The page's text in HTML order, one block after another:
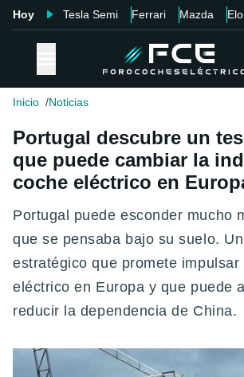
Hoy Tesla Semi Ferrari Mazda
Inicio Noticias
Portugal descubre un
que puede cambiar la
coche eléctrico en
Portugal puede esconder mucho
que se pensaba bajo su suelo.
estratégico que promete impulsar
eléctrico en Europa y que puede
reducir la dependencia de China.